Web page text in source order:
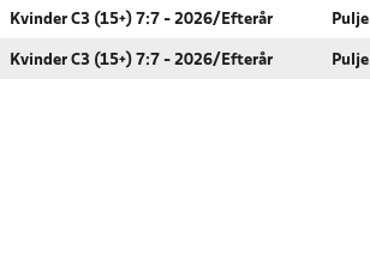
Kvinder C3 (15+) 7:7 - 2026/Efterår
Kvinder C3 (15+) 7:7 - 2026/Efterår